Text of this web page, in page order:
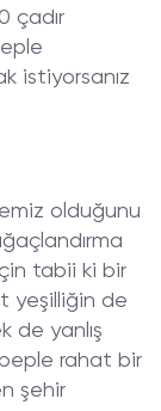
çadır
istiyorsanız
olduğunu
tabii ki bir
yeşilliğin de
de yanlış
rahat bir
şehir